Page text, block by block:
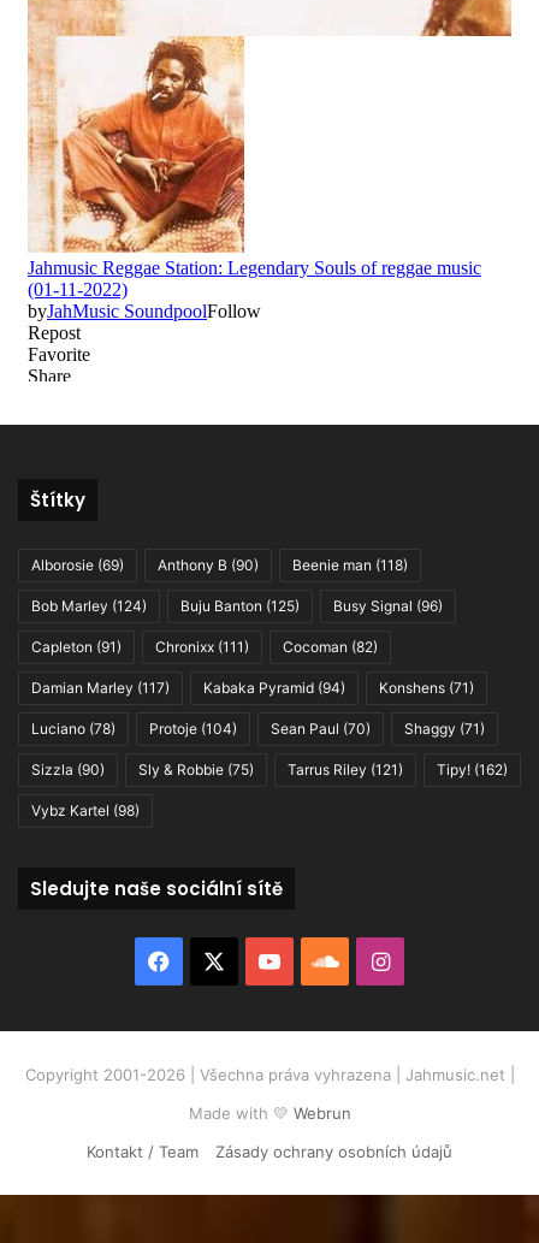
Štítky
Alborosie (69) Anthony B (90) Beenie man (118)
Bob Marley (124) Buju Banton (125) Busy Signal (96)
Capleton (91) Chronixx (111) Cocoman (82)
Damian Marley (117) Kabaka Pyramid (94) Konshens (71)
Luciano (78) Protoje (104) Sean Paul (70) Shaggy (71)
Sizzla (90) Sly & Robbie (75) Tarrus Riley (121) Tipy! (162)
Vybz Kartel (98)
Sledujte naše sociální sítě
Facebook YouTubeSoundCloud
Instagram
Copyright 2001-2026 | Všechna práva vyhrazena | Jahmusic.net |
Made with 💛 Webrun
Kontakt / Team
Zásady ochrany osobních údajů